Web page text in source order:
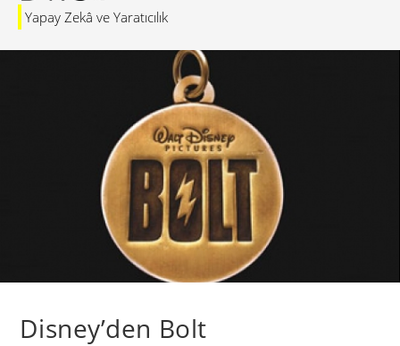
Yapay Zekâ ve Yaratıcılık
Disney’den Bolt